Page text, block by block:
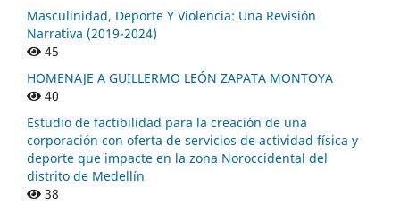
Masculinidad, Deporte Y Violencia: Una Revisión
Narrativa (2019-2024)
45
HOMENAJE A GUILLERMO LEÓN ZAPATA MONTOYA
40
Estudio de factibilidad para la creación de una
corporación con oferta de servicios de actividad física y
deporte que impacte en la zona Noroccidental del
distrito de Medellín
38